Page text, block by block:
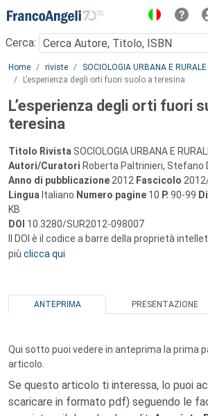
Menu
Cerca:
Main content
Home riviste SOCIOLOGIA URBANA E RURALE
L’esperienza degli orti fuori suolo a teresina
L’esperienza degli orti fuori
teresina
Titolo Rivista SOCIOLOGIA URBANA E
Autori/Curatori Roberta Paltrinieri, Stefano
Anno di pubblicazione 2012 Fascicolo
Lingua Italiano Numero pagine 10 P. 90-99
KB
DOI 10.3280/SUR2012-098007
Il DOI è il codice a barre della proprietà
più clicca qui
ANTEPRIMA PRESENTAZIONE
Qui sotto puoi vedere in anteprima la prima
articolo.
Se questo articolo ti interessa, lo puoi
scaricare in formato pdf) seguendo le